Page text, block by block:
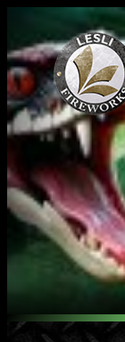
Inhalt
springen